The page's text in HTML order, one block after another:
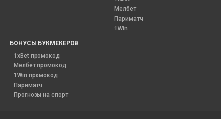
Мелбет
Париматч
1Win
БОНУСЫ БУКМЕКЕРОВ
1xBet промокод
Мелбет промокод
1Win промокод
Париматч
Прогнозы на спорт